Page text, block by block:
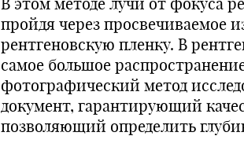
пройдя через просвечиваемое
рентгеновскую пленку. В
самое большое
фотографический метод
документ, гарантирующий
позволяющий определить